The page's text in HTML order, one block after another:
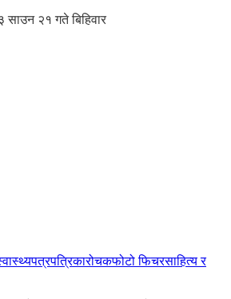
साउन २१ गते बिहिवार
पत्रपत्रिकारोचकफोटो फिचरसाहित्य र